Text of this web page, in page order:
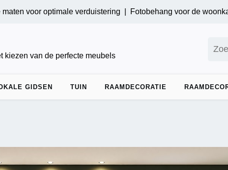
voor optimale verduistering |Fotobehang voor de woonkamer:
kiezen van de perfecte meubels
naar:
GIDSEN TUIN RAAMDECORATIE